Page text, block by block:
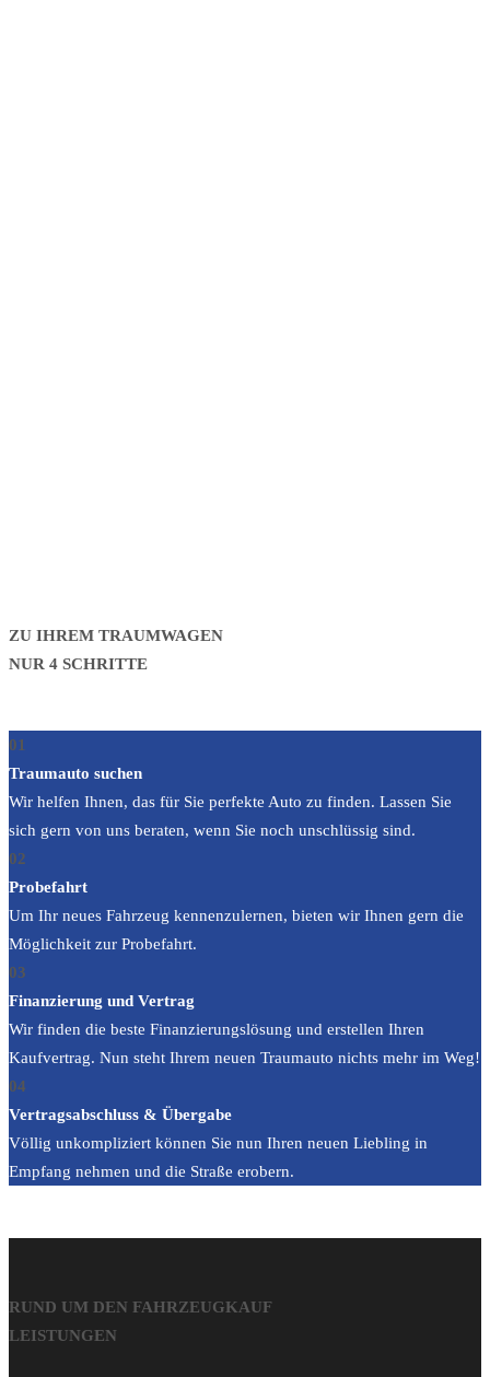
ZU IHREM TRAUMWAGEN
NUR 4 SCHRITTE
01
Traumauto suchen
Wir helfen Ihnen, das für Sie perfekte Auto zu finden. Lassen Sie
sich gern von uns beraten, wenn Sie noch unschlüssig sind.
02
Probefahrt
Um Ihr neues Fahrzeug kennenzulernen, bieten wir Ihnen gern die
Möglichkeit zur Probefahrt.
03
Finanzierung und Vertrag
Wir finden die beste Finanzierungslösung und erstellen Ihren
Kaufvertrag. Nun steht Ihrem neuen Traumauto nichts mehr im Weg!
04
Vertragsabschluss & Übergabe
Völlig unkompliziert können Sie nun Ihren neuen Liebling in
Empfang nehmen und die Straße erobern.
RUND UM DEN FAHRZEUGKAUF
LEISTUNGEN